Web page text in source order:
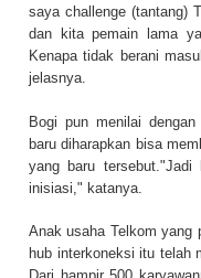
saya challenge (tantang)
dan kita pemain lama
Kenapa tidak berani
jelasnya.
Bogi pun menilai
baru diharapkan bisa
yang baru
inisiasi," katanya.
Anak usaha Telkom yang
hub interkoneksi itu telah